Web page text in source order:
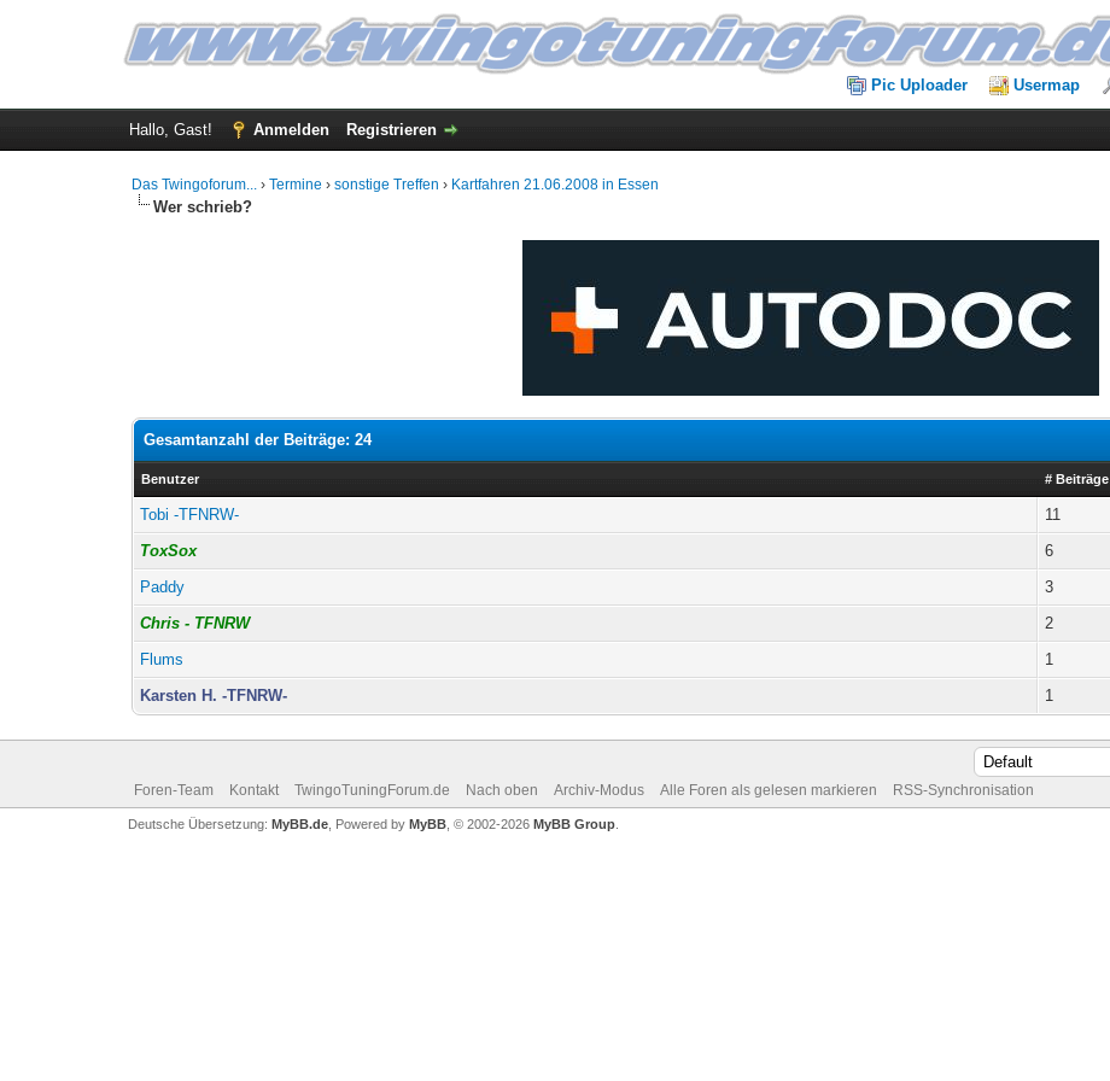
Pic Uploader Usermap
Hallo, Gast! Anmelden Registrieren
Das Twingoforum... ›Termine ›sonstige Treffen › Kartfahren 21.06.2008 in Essen
Wer schrieb?
Gesamtanzahl der Beiträge: 24
Benutzer # Beiträge
Tobi -TFNRW-
11
ToxSox
6
Paddy
3
Chris - TFNRW
2
Flums
1
Karsten H. -TFNRW-
1
Foren-Team Kontakt TwingoTuningForum.de Nach oben Archiv-Modus Alle Foren als gelesen markieren RSS-Synchronisation
Deutsche Übersetzung: MyBB.de, Powered by MyBB, © 2002-2026 MyBB Group.